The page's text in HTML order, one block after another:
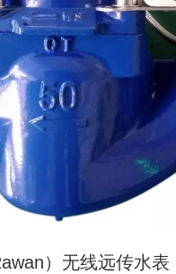
）无线远传水表